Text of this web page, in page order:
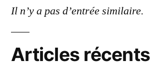
Il n’y a pas d’entrée similaire.
Articles récents